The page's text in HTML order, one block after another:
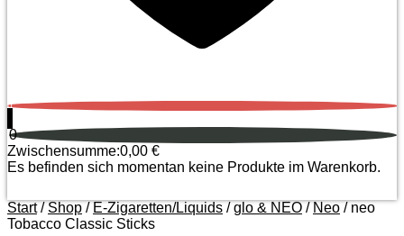
0
0
Zwischensumme:0,00 €
Es befinden sich momentan keine Produkte im Warenkorb.
Start/ Shop / E-Zigaretten/Liquids /glo & NEO / Neo / neo
Tobacco Classic Sticks